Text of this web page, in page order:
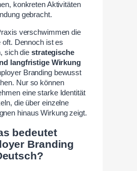
konkreten Aktivitäten
gebracht.
verschwimmen die
oft. Dennoch ist es
sich diestrategische
langfristige Wirkung
Branding bewusst
Nur so können
eine starke Identität
die über einzelne
hinaus Wirkung zeigt.
bedeutet
Branding